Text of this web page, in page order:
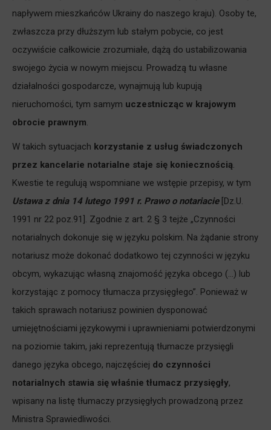
napływem mieszkańców Ukrainy do naszego kraju). Osoby te,
zwłaszcza przy dłuższym lub stałym pobycie, co jest
oczywiście całkowicie zrozumiałe, dążą do ustabilizowania
swojego życia w nowym miejscu. Prowadzą tu własne
działalności gospodarcze, wynajmują lub kupują
nieruchomości, tym samym uczestnicząc w krajowym
obrocie prawnym.
W takich sytuacjach korzystanie z usług świadczonych
przez kancelarie notarialne staje się koniecznością.
Kwestie te regulują wspomniane we wstępie przepisy, w tym
Ustawa z dnia 14 lutego 1991 r. Prawo o notariacie [Dz.U.
1991 nr 22 poz.91]. Zgodnie z art. 2 § 3 tejże „Czynności
notarialnych dokonuje się w języku polskim. Na żądanie strony
notariusz może dokonać dodatkowo tej czynności w języku
obcym, wykazując własną znajomość języka obcego (…) lub
korzystając z pomocy tłumacza przysięgłego”. Ponieważ w
takich sprawach notariusz powinien dysponować
umiejętnościami językowymi i uprawnieniami potwierdzonymi
na poziomie takim, jaki reprezentują tłumacze przysięgli
danego języka obcego, najczęściej do czynności
notarialnych stawia się właśnie tłumacz przysięgły,
wpisany na listę tłumaczy przysięgłych prowadzoną przez
Ministra Sprawiedliwości.